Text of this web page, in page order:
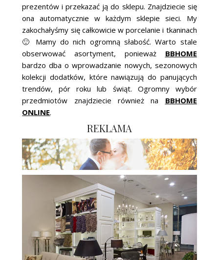
prezentów i przekazać ją do sklepu. Znajdziecie się
ona automatycznie w każdym sklepie sieci. My
zakochałyśmy się całkowicie w porcelanie i tkaninach
🙂 Mamy do nich ogromną słabość. Warto stale
obserwować asortyment, ponieważ BBHOME
bardzo dba o wprowadzanie nowych, sezonowych
kolekcji dodatków, które nawiązują do panujących
trendów, pór roku lub świąt. Ogromny wybór
przedmiotów znajdziecie również na BBHOME
ONLINE.
REKLAMA